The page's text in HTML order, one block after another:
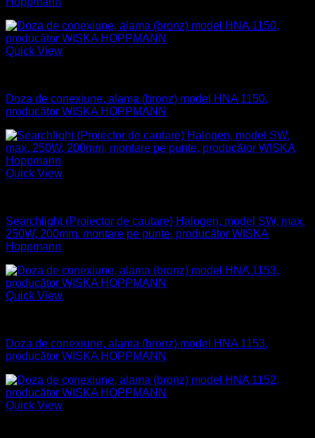
Quick View
Doza de conexiune, alama (bronz) model HNA 1150,
producător WISKA HOPPMANN
Quick View
Searchlight (Proiector de cautare) Halogen, model SW, max.
250W, 200mm, montare pe punte, producător WISKA
Hoppmann
Quick View
Doza de conexiune, alama (bronz) model HNA 1153,
producător WISKA HOPPMANN
Quick View